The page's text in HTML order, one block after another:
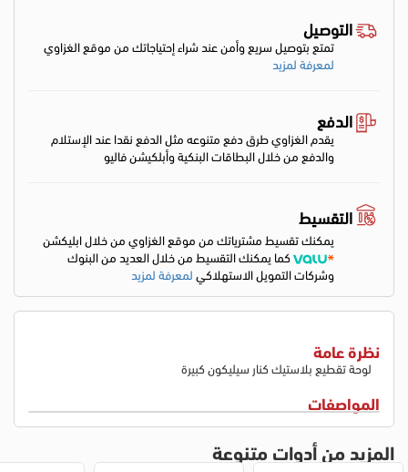
التوصيل
تمتع بتوصيل سريع وأمن عند شراء إحتياجاتك من موقع الغزاوي
لمعرفة لمزيد
الدفع
يقدم الغزاوي طرق دفع متنوعه مثل الدفع نقدا عند الإستلام
والدفع من خلال البطاقات البنكية وأبلكيشن فاليو
التقسيط
يمكنك تقسيط مشترياتك من موقع الغزاوي من خلال ابليكشن
كما يمكنك التقسيط من خلال العديد من البنوك
وشركات التمويل الاستهلاكيلمعرفة لمزيد
نظرة عامة
لوحة تقطيع بلاستيك كنار سيليكون كبيرة
المواصفات
المزيد من أدوات متنوعة